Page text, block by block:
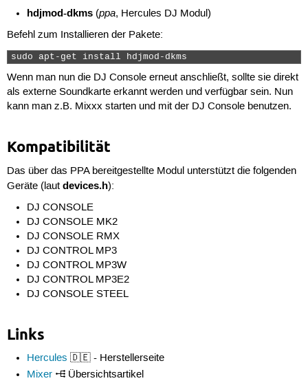
hdjmod-dkms (ppa, Hercules DJ Modul)
Befehl zum Installieren der Pakete:
sudo apt-get install hdjmod-dkms
Wenn man nun die DJ Console erneut anschließt, sollte sie direkt
als externe Soundkarte erkannt werden und verfügbar sein. Nun
kann man z.B. Mixxx starten und mit der DJ Console benutzen.
Kompatibilität
Das über das PPA bereitgestellte Modul unterstützt die folgenden
Geräte (laut devices.h):
DJ CONSOLE
DJ CONSOLE MK2
DJ CONSOLE RMX
DJ CONTROL MP3
DJ CONTROL MP3W
DJ CONTROL MP3E2
DJ CONSOLE STEEL
Links
Hercules 🇩🇪 - Herstellerseite
Mixer
Übersichtsartikel